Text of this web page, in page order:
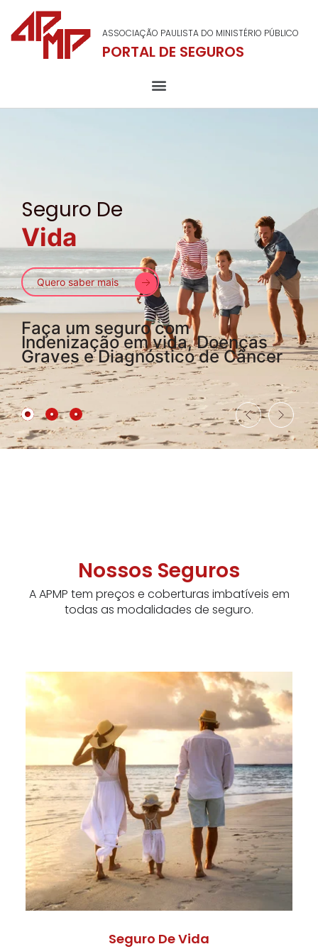
ASSOCIAÇÃO PAULISTA DO MINISTÉRIO PÚBLICO
PORTAL DE SEGUROS
Seguro De
Vida
Quero saber mais
Faça um seguro com
Indenização em vida, Doenças
Graves e Diagnóstico de Câncer
Seguro
Fazer Cotação
Experimente fazer ou renovar o
seu Seguro Auto com a APMP.
Preços e coberturas imbatíveis.
Nossos Seguros
A APMP tem preços e coberturas imbatíveis em
todas as modalidades de seguro.
Seguro De Vida